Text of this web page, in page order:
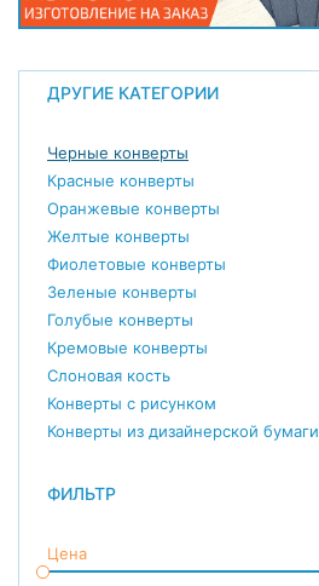
ДРУГИЕ КАТЕГОРИИ
Черные конверты
Красные конверты
Оранжевые конверты
Желтые конверты
Фиолетовые конверты
Зеленые конверты
Голубые конверты
Кремовые конверты
Слоновая кость
Конверты с рисунком
Конверты из дизайнерской бумаги
ФИЛЬТР
Цена